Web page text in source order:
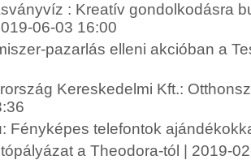
: Kreatív gondolkodásra
06-03 16:00
pazarlás elleni akcióban a
Kereskedelmi Kft.:
Fényképes telefontok
a Theodora-tól | 2019-